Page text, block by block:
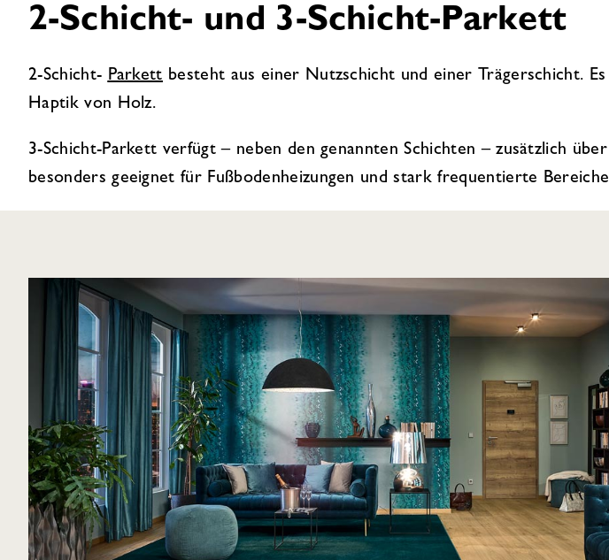
2-Schicht- und 3-Schicht-Parkett
2-Schicht- Parkett besteht aus einer Nutzschicht und einer Trägerschicht.
Haptik von Holz.
3-Schicht-Parkett verfügt – neben den genannten Schichten – zusätzlich
besonders geeignet für Fußbodenheizungen und stark frequentierte